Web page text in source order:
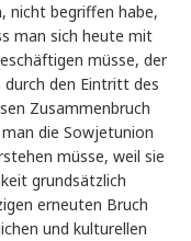
nicht begriffen habe,
man sich heute mit
müsse, der
durch den Eintritt des
Zusammenbruch
die Sowjetunion
müsse, weil sie
grundsätzlich
erneuten Bruch
und kulturellen